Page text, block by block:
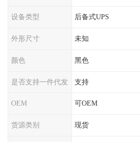
设备类型 后备式UPS
外形尺寸 未知
颜色 黑色
是否支持一件代发 支持
OEM 可OEM
货源类别 现货